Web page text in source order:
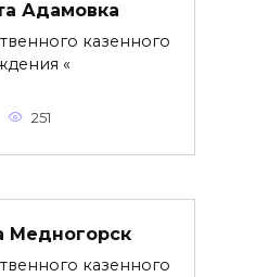
Адамовка
казенного
«
251
Медногорск
казенного